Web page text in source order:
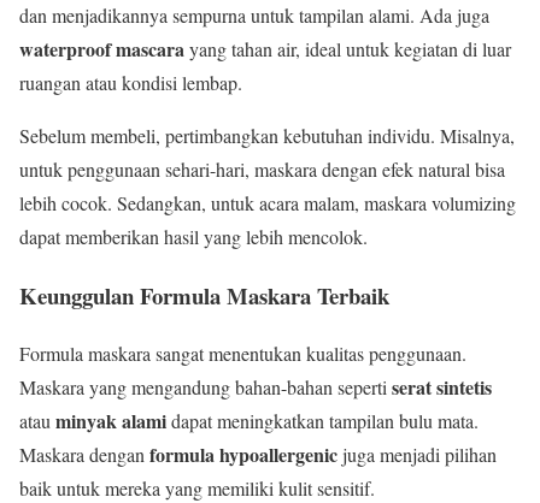
dan menjadikannya sempurna untuk tampilan alami. Ada juga
waterproof mascarayang tahan air, ideal untuk kegiatan di luar
ruangan atau kondisi lembap.
Sebelum membeli, pertimbangkan kebutuhan individu. Misalnya,
untuk penggunaan sehari-hari, maskara dengan efek natural bisa
lebih cocok. Sedangkan, untuk acara malam, maskara volumizing
dapat memberikan hasil yang lebih mencolok.
Keunggulan Formula Maskara Terbaik
Formula maskara sangat menentukan kualitas penggunaan.
Maskara yang mengandung bahan-bahan sepertiserat sintetis
atauminyak alamidapat meningkatkan tampilan bulu mata.
Maskara denganformula hypoallergenicjuga menjadi pilihan
baik untuk mereka yang memiliki kulit sensitif.